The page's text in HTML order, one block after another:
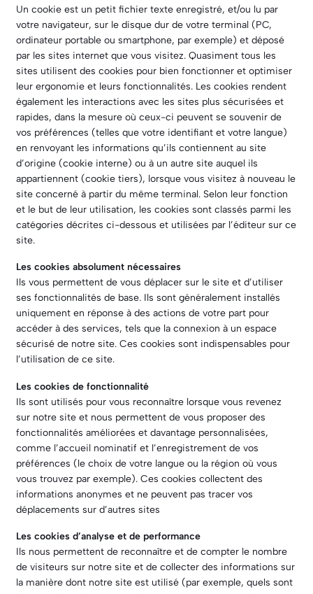
Un cookie est un petit fichier texte enregistré, et/ou lu par
votre navigateur, sur le disque dur de votre terminal (PC,
ordinateur portable ou smartphone, par exemple) et déposé
par les sites internet que vous visitez. Quasiment tous les
sites utilisent des cookies pour bien fonctionner et optimiser
leur ergonomie et leurs fonctionnalités. Les cookies rendent
également les interactions avec les sites plus sécurisées et
rapides, dans la mesure où ceux-ci peuvent se souvenir de
vos préférences (telles que votre identifiant et votre langue)
en renvoyant les informations qu’ils contiennent au site
d’origine (cookie interne) ou à un autre site auquel ils
appartiennent (cookie tiers), lorsque vous visitez à nouveau le
site concerné à partir du même terminal. Selon leur fonction
et le but de leur utilisation, les cookies sont classés parmi les
catégories décrites ci-dessous et utilisées par l’éditeur sur ce
site.
Les cookies absolument nécessaires
Ils vous permettent de vous déplacer sur le site et d’utiliser
ses fonctionnalités de base. Ils sont généralement installés
uniquement en réponse à des actions de votre part pour
accéder à des services, tels que la connexion à un espace
sécurisé de notre site. Ces cookies sont indispensables pour
l’utilisation de ce site.
Les cookies de fonctionnalité
Ils sont utilisés pour vous reconnaître lorsque vous revenez
sur notre site et nous permettent de vous proposer des
fonctionnalités améliorées et davantage personnalisées,
comme l’accueil nominatif et l’enregistrement de vos
préférences (le choix de votre langue ou la région où vous
vous trouvez par exemple). Ces cookies collectent des
informations anonymes et ne peuvent pas tracer vos
déplacements sur d’autres sites
Les cookies d’analyse et de performance
Ils nous permettent de reconnaître et de compter le nombre
de visiteurs sur notre site et de collecter des informations sur
la manière dont notre site est utilisé (par exemple, quels sont